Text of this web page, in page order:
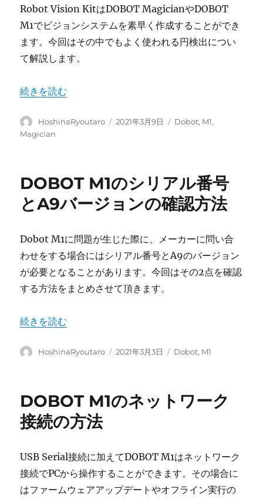
Robot Vision KitはDOBOT MagicianやDOBOT
M1でビジョンシステムを素早く作成することができ
ます。今回はその中でもよく使われる円検出につい
て解説します。
“[DOBOT Robot Vision Kit] 円の検出” の
続きを読む
投
稿
HoshinaRyoutaro
投
2021年3月9日
カ
Dobot, M1,
Magician
DOBOT M1のシリアル番号
とA9バージョンの確認方法
Dobot M1に問題が生じた際に、メーカーに問い合
わせをする場合にはシリアル番号とA9のバージョン
が必要となることがあります。今回はその2点を確認
する方法をまとめさせて頂きます。
“DOBOT M1のシリアル番号とA9バージョンの確認方法
続きを読む
投
HoshinaRyoutaro
投
2021年3月3日
カ
ー
Dobot, M1
DOBOT M1のネットワーク
接続の方法
USB Serial接続に加えてDOBOT M1はネットワーク
接続でPCから操作することができます。その場合に
はファームウェアアップデートやオフライン実行の